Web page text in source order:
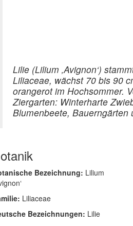
Lilie (Lilium ‚Avignon‘)
Liliaceae, wächst 70 bis 90
orangerot im Hochsommer.
Ziergarten: Winterharte
Blumenbeete, Bauerngärten
Bezeichnung: Lilium
Liliaceae
Bezeichnungen: Lilie